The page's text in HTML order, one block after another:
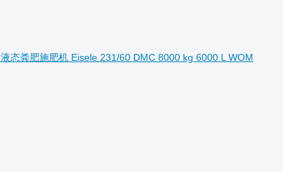
液态粪肥施肥机 Eisele 231/60 DMC 8000 kg 6000 L WOM